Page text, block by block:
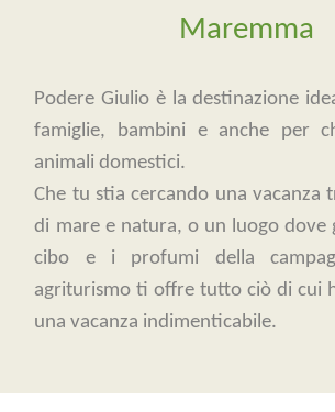
Maremma
Podere Giulio è la destinazione
famiglie, bambini e anche per
animali domestici.
Che tu stia cercando una vacanza
di mare e natura, o un luogo dove
cibo e i profumi della
agriturismo ti offre tutto ciò di cui
una vacanza indimenticabile.